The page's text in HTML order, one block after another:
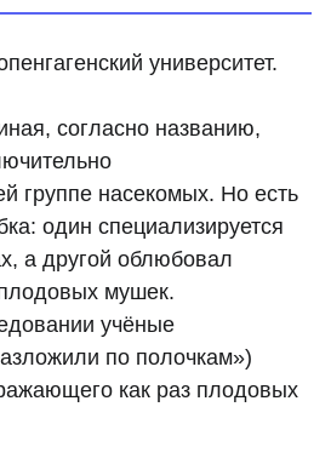
университет.
согласно названию,
группе насекомых. Но есть
один специализируется
а другой облюбовал
мушек.
учёные
по полочкам»)
как раз плодовых